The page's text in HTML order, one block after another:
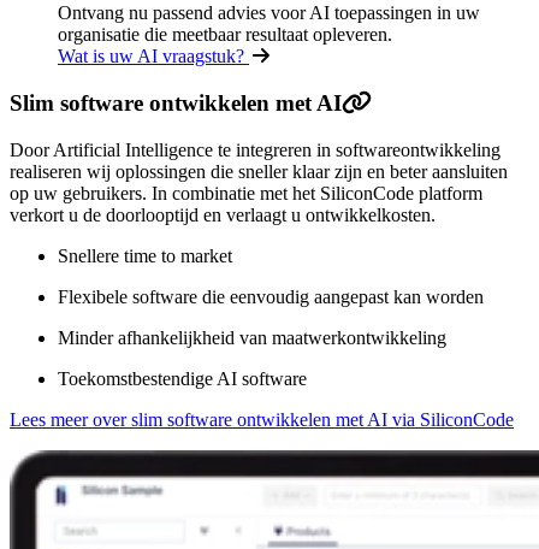
Ontvang nu passend advies voor AI toepassingen in uw
organisatie die meetbaar resultaat opleveren.
Wat is uw AI vraagstuk?
Slim software ontwikkelen met AI
Door Artificial Intelligence te integreren in softwareontwikkeling
realiseren wij oplossingen die sneller klaar zijn en beter aansluiten
op uw gebruikers. In combinatie met het SiliconCode platform
verkort u de doorlooptijd en verlaagt u ontwikkelkosten.
Snellere time to market
Flexibele software die eenvoudig aangepast kan worden
Minder afhankelijkheid van maatwerkontwikkeling
Toekomstbestendige AI software
Lees meer over slim software ontwikkelen met AI via SiliconCode